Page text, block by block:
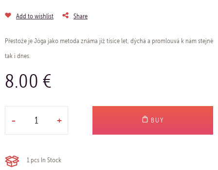
Add to wishlist Share
Přestože je Jóga jako metoda známa již tisíce let, dýchá a promlouvá k nám stejně
tak i dnes.
8.00 €
- + BUY
1 pcs In Stock